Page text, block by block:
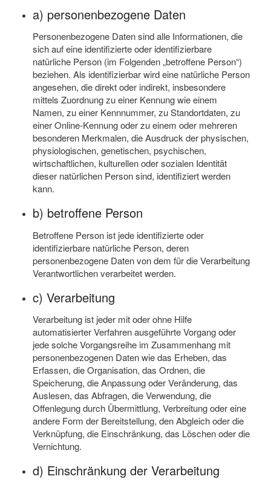
a) personenbezogene Daten
Personenbezogene Daten sind alle Informationen, die
sich auf eine identifizierte oder identifizierbare
natürliche Person (im Folgenden „betroffene Person“)
beziehen. Als identifizierbar wird eine natürliche Person
angesehen, die direkt oder indirekt, insbesondere
mittels Zuordnung zu einer Kennung wie einem
Namen, zu einer Kennnummer, zu Standortdaten, zu
einer Online-Kennung oder zu einem oder mehreren
besonderen Merkmalen, die Ausdruck der physischen,
physiologischen, genetischen, psychischen,
wirtschaftlichen, kulturellen oder sozialen Identität
dieser natürlichen Person sind, identifiziert werden
kann.
b) betroffene Person
Betroffene Person ist jede identifizierte oder
identifizierbare natürliche Person, deren
personenbezogene Daten von dem für die Verarbeitung
Verantwortlichen verarbeitet werden.
c) Verarbeitung
Verarbeitung ist jeder mit oder ohne Hilfe
automatisierter Verfahren ausgeführte Vorgang oder
jede solche Vorgangsreihe im Zusammenhang mit
personenbezogenen Daten wie das Erheben, das
Erfassen, die Organisation, das Ordnen, die
Speicherung, die Anpassung oder Veränderung, das
Auslesen, das Abfragen, die Verwendung, die
Offenlegung durch Übermittlung, Verbreitung oder eine
andere Form der Bereitstellung, den Abgleich oder die
Verknüpfung, die Einschränkung, das Löschen oder die
Vernichtung.
d) Einschränkung der Verarbeitung